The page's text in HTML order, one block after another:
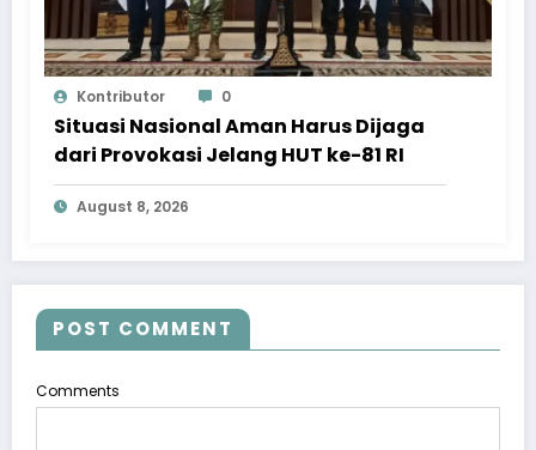
Kontributor 0
Situasi Nasional Aman Harus Dijaga
dari Provokasi Jelang HUT ke-81 RI
August 8, 2026
POST COMMENT
Comments